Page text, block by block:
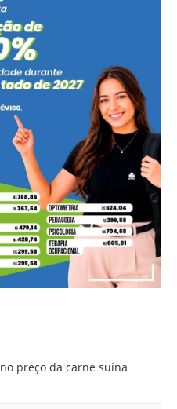
preço da carne suína